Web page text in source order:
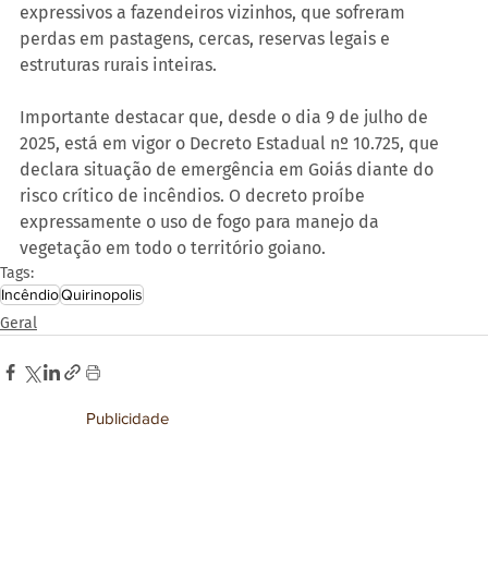
expressivos a fazendeiros vizinhos, que sofreram
perdas em pastagens, cercas, reservas legais e
estruturas rurais inteiras.
Importante destacar que, desde o dia 9 de julho de
2025, está em vigor o Decreto Estadual nº 10.725, que
declara situação de emergência em Goiás diante do
risco crítico de incêndios. O decreto proíbe
expressamente o uso de fogo para manejo da
vegetação em todo o território goiano.
Tags:
IncêndioQuirinopolis
Geral
Publicidade